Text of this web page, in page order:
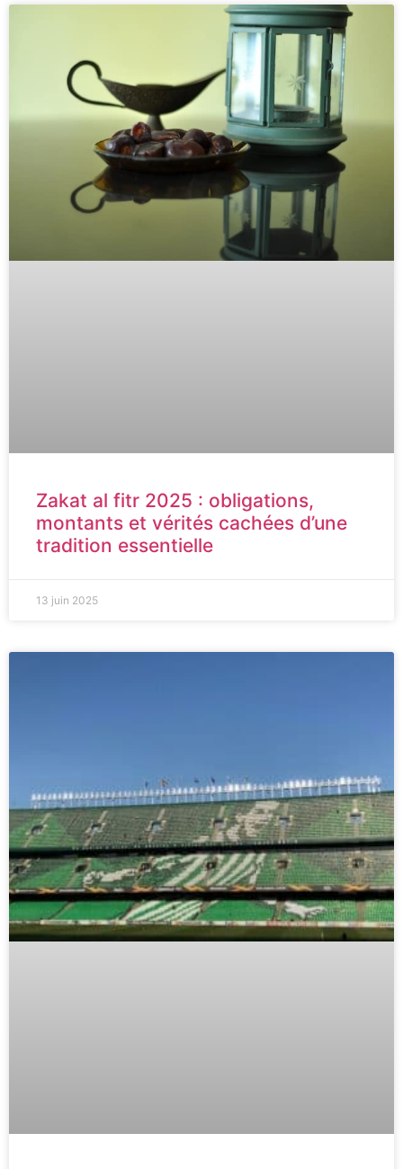
Zakat al fitr 2025 : obligations,
montants et vérités cachées d’une
tradition essentielle
13 juin 2025